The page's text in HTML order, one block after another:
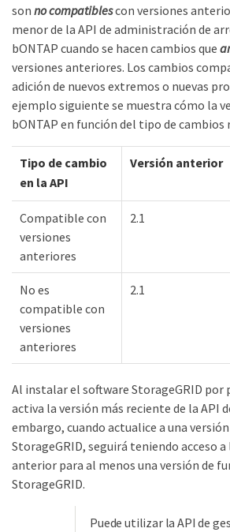
son no compatiblescon versiones
menor de la API de administración de
bONTAP cuando se hacen cambios que
versiones anteriores. Los cambios
adición de nuevos extremos o nuevas
ejemplo siguiente se muestra cómo la
bONTAP en función del tipo de cambios
Tipo de cambio
en la API
Versión anterior
Compatible con
versiones
anteriores
2.1
No es
compatible con
versiones
anteriores
2.1
Al instalar el software StorageGRID por
activa la versión más reciente de la API
embargo, cuando actualice a una
StorageGRID, seguirá teniendo acceso a
anterior para al menos una versión de
StorageGRID.
Puede utilizar la API de